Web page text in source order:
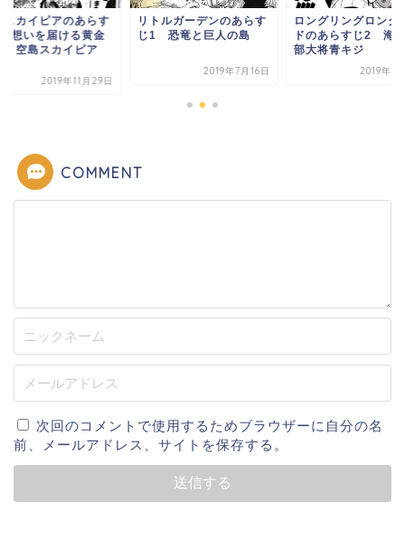
スカイピアのあらす
想いを届ける黄金
と空島スカイピア
2019年11月29日
リトルガーデンのあらす
じ1 恐竜と巨人の島
2019年7月16日
ロングリングロング
ドのあらすじ2 海
部大将青キジ
2019年12
COMMENT
次回のコメントで使用するためブラウザーに自分の名
前、メールアドレス、サイトを保存する。